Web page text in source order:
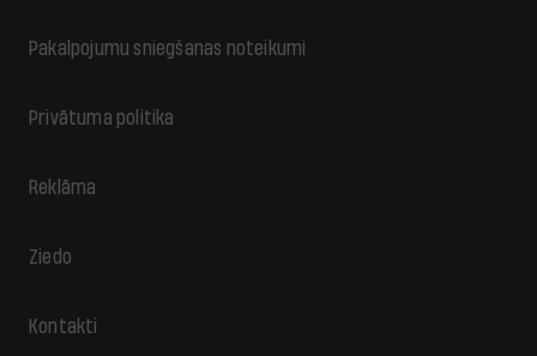
Pakalpojumu sniegšanas noteikumi
Privātuma politika
Reklāma
Ziedo
Kontakti